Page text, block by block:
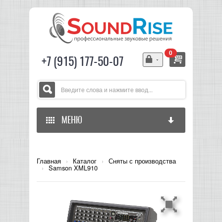
+7 (915) 177-50-07
0
МЕНЮ
ЗВУКОВОЕ ОБОРУДОВАНИЕ
Главная › Каталог › Сняты с производства
› Samson XML910